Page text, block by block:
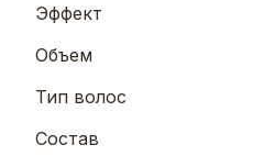
Эффект
Объем
Тип волос
Состав